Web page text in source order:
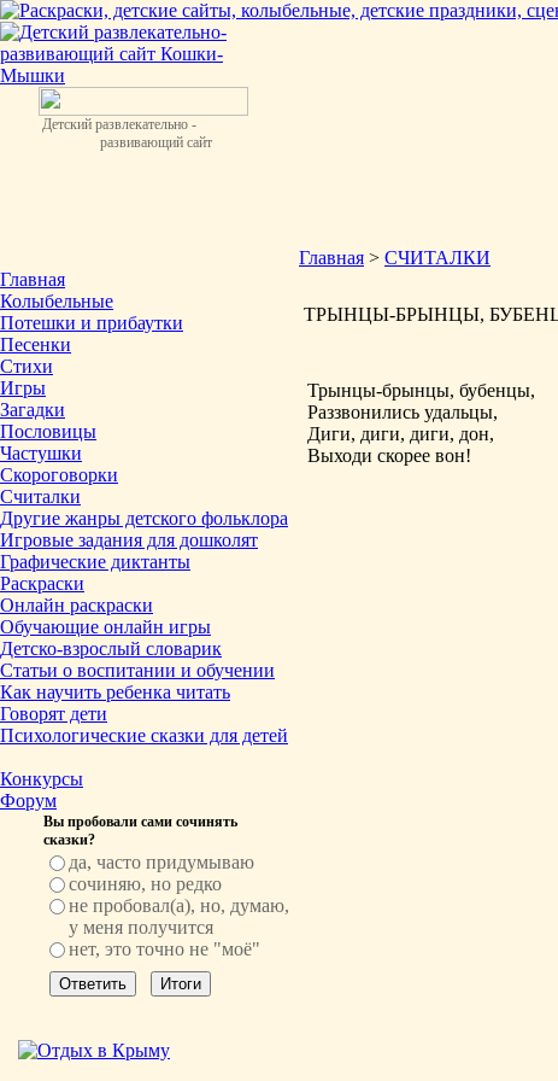
Детский развлекательно -
развивающий сайт
Главная
Колыбельные
Потешки и прибаутки
Песенки
Стихи
Игры
Загадки
Пословицы
Частушки
Скороговорки
Считалки
Другие жанры детского фольклора
Игровые задания для дошколят
Графические диктанты
Раскраски
Онлайн раскраски
Обучающие онлайн игры
Детско-взрослый словарик
Статьи о воспитании и обучении
Как научить ребенка читать
Говорят дети
Психологические сказки для детей
Конкурсы
Форум
Вы пробовали сами сочинять
сказки?
да, часто придумываю
сочиняю, но редко
не пробовал(а), но, думаю,
у меня получится
нет, это точно не "моё"
Главная > СЧИТАЛКИ
ТРЫНЦЫ-БРЫНЦЫ,
Трынцы-брынцы, бубенцы,
Раззвонились удальцы,
Диги, диги, диги, дон,
Выходи скорее вон!